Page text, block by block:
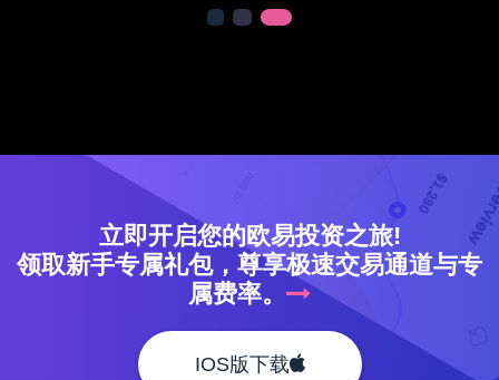
立即开启您的欧易投资之旅!
领取新手专属礼包，尊享极速交易通道与专
属费率。
IOS版下载